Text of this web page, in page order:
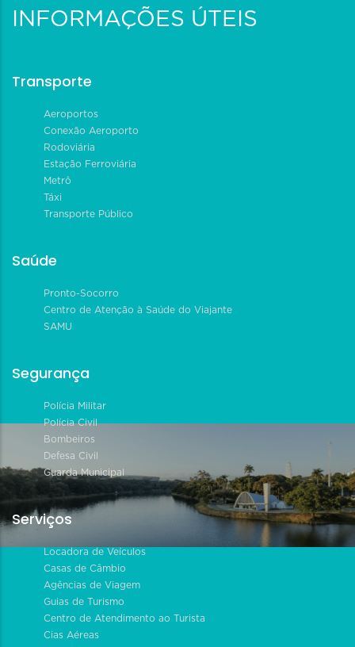
INFORMAÇÕES ÚTEIS
Transporte
Aeroportos
Conexão Aeroporto
Rodoviária
Estação Ferroviária
Metrô
Táxi
Transporte Público
Saúde
Pronto-Socorro
Centro de Atenção à Saúde do Viajante
SAMU
Segurança
Polícia Militar
Polícia Civil
Bombeiros
Defesa Civil
Guarda Municipal
Serviços
Locadora de Veículos
Casas de Câmbio
Agências de Viagem
Guias de Turismo
Centro de Atendimento ao Turista
Cias Aéreas